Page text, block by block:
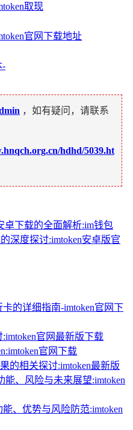
取现
官网下载地址
-
，如有疑问，请联系
hdhd/5039.ht
卓下载的全面解析:im钱包
深度探讨:imtoken安卓版官
的详细指南-imtoken官网下
官网最新版下载
官网下载
的相关探讨:imtoken最新版
能、风险与未来展望:imtoken
、优势与风险防范:imtoken